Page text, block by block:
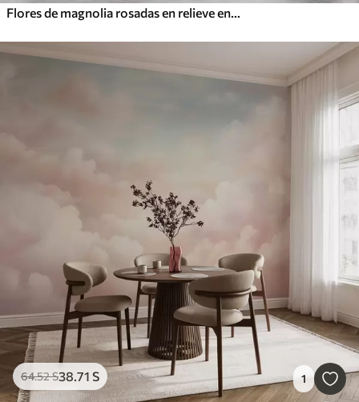
Flores de magnolia rosadas en relieve en una rama elegante
64.52S38.71 S 1